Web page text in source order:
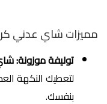
مميزات شاي عدني
توليفة موزونة:
لتعطيك النكهة
بنفسك.